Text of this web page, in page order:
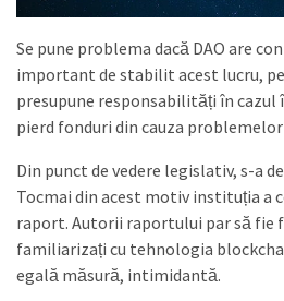
Se pune problema dacă DAO are
important de stabilit acest lucru,
presupune responsabilități în
pierd fonduri din cauza
Din punct de vedere legislativ, s-a
Tocmai din acest motiv instituția a
raport. Autorii raportului par să fie
familiarizați cu tehnologia
egală măsură, intimidantă.